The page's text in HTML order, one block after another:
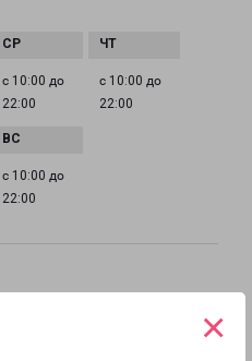
×
с 10:00 до
22:00
с 10:00 до
22:00
с 10:00 до
22:00